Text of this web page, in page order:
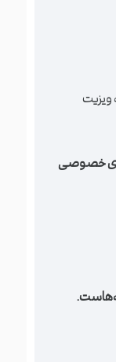
ویزیت
خصوصی